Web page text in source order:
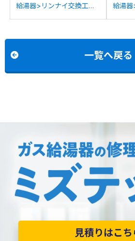
給湯器>リンナイ交換工事
給湯器
一覧へ戻る
見積りはこち